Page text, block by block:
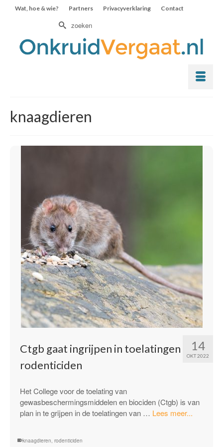
Wat, hoe & wie? Partners Privacyverklaring Contact
Zoek
knaagdieren
14
OKT 2022
Ctgb gaat ingrijpen in toelatingen
rodenticiden
Het College voor de toelating van
gewasbeschermingsmiddelen en biociden (Ctgb) is van
plan in te grijpen in de toelatingen van … Lees meer...
knaagdieren, rodenticiden